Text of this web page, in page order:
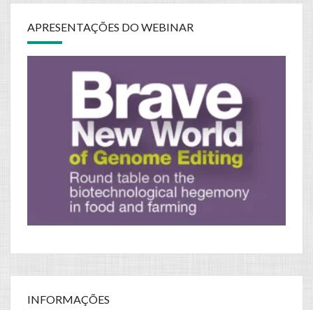
APRESENTAÇÕES DO WEBINAR
INFORMAÇÕES